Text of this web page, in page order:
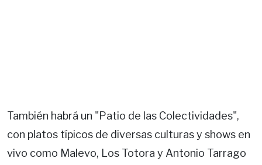
También habrá un "Patio de las Colectividades",
con platos típicos de diversas culturas y shows en
vivo como Malevo, Los Totora y Antonio Tarrago